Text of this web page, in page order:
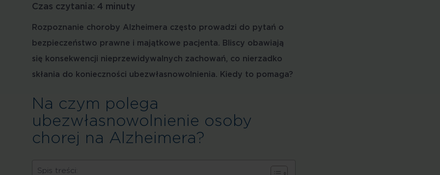
Czas czytania: 4 minuty
Rozpoznanie choroby Alzheimera często prowadzi do pytań o
bezpieczeństwo prawne i majątkowe pacjenta. Bliscy obawiają
się konsekwencji nieprzewidywalnych zachowań, co nierzadko
skłania do konieczności ubezwłasnowolnienia. Kiedy to pomaga?
Na czym polega
ubezwłasnowolnienie osoby
chorej na Alzheimera?
Spis treści: